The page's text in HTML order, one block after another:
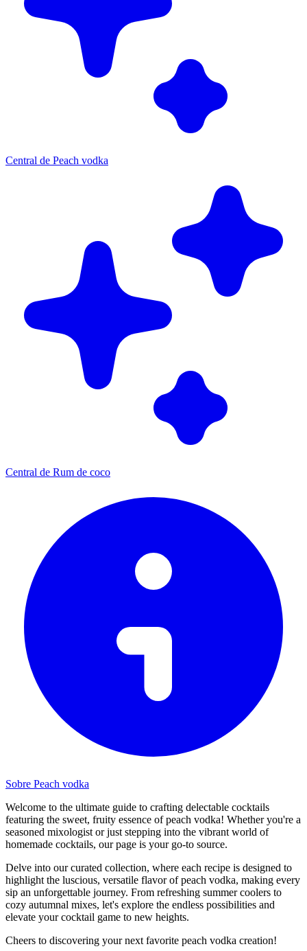
Central de Peach vodka
Central de Rum de coco
Sobre Peach vodka
Welcome to the ultimate guide to crafting delectable cocktails
featuring the sweet, fruity essence of peach vodka! Whether you're a
seasoned mixologist or just stepping into the vibrant world of
homemade cocktails, our page is your go-to source.
Delve into our curated collection, where each recipe is designed to
highlight the luscious, versatile flavor of peach vodka, making every
sip an unforgettable journey. From refreshing summer coolers to
cozy autumnal mixes, let's explore the endless possibilities and
elevate your cocktail game to new heights.
Cheers to discovering your next favorite peach vodka creation!